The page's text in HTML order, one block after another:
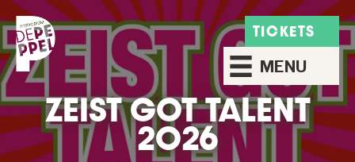
TICKETS
MENU
ZEIST GOT TALENT
2026